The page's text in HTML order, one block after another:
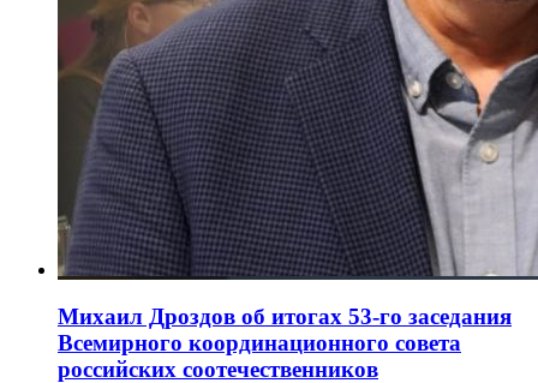
Михаил Дроздов об итогах 53-го заседания
Всемирного координационного совета
российских соотечественников